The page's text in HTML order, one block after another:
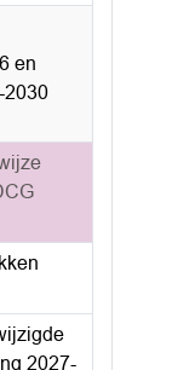
en
2030
2027-